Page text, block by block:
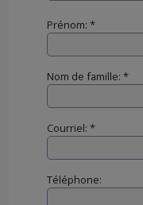
Prénom: *
Nom de famille: *
Courriel: *
Téléphone: